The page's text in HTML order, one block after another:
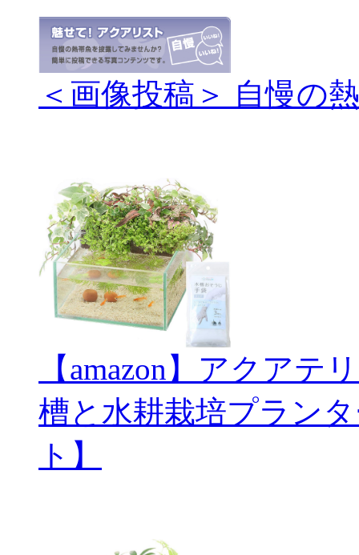
＜画像投稿＞ 自慢の
【amazon】アクアテ
槽と水耕栽培プラン
ト】